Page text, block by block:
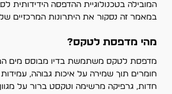
המובילה בטכנולוגיית ההדפסה הידידותית
במאמר זה נסקור את היתרונות המרכזיים
מהי מדפסת לטקס?
מדפסת לטקס משתמשת בדיו מבוסס מים
חומרים תוך שמירה על איכות גבוהה,
חדות, גרפיקה מרשימה וטקסט ברור על